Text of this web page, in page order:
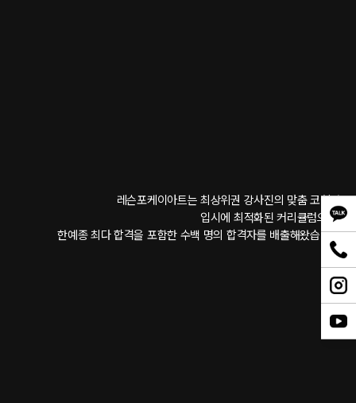
레슨포케이아트는 최상위권 강사진의 맞춤 코칭과
입시에 최적화된 커리큘럼으로,
한예종 최다 합격을 포함한 수백 명의 합격자를 배출해왔습니다.